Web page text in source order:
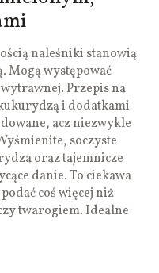
naleśniki stanowią
Mogą występować
Przepis na
i dodatkami
acz niezwykle
soczyste
oraz tajemnicze
danie. To ciekawa
coś więcej niż
twarogiem. Idealne